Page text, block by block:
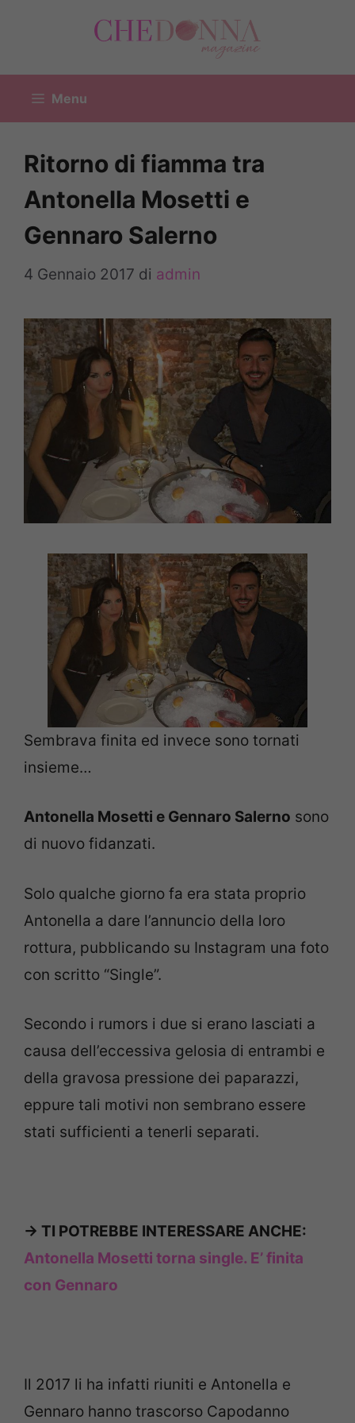
Menu
Ritorno di fiamma tra
Antonella Mosetti e
Gennaro Salerno
4 Gennaio 2017 di admin
Sembrava finita ed invece sono tornati
insieme…
Antonella Mosetti e Gennaro Salerno sono
di nuovo fidanzati.
Solo qualche giorno fa era stata proprio
Antonella a dare l’annuncio della loro
rottura, pubblicando su Instagram una foto
con scritto “Single”.
Secondo i rumors i due si erano lasciati a
causa dell’eccessiva gelosia di entrambi e
della gravosa pressione dei paparazzi,
eppure tali motivi non sembrano essere
stati sufficienti a tenerli separati.
-> TI POTREBBE INTERESSARE ANCHE:
Antonella Mosetti torna single. E’ finita
con Gennaro
Il 2017 li ha infatti riuniti e Antonella e
Gennaro hanno trascorso Capodanno